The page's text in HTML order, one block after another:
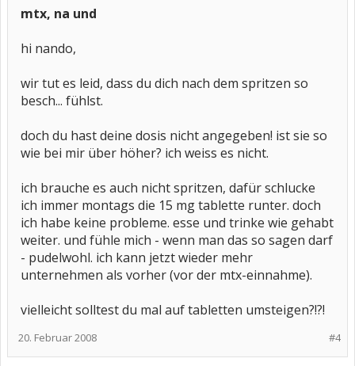
mtx, na und
hi nando,
wir tut es leid, dass du dich nach dem spritzen so
besch... fühlst.
doch du hast deine dosis nicht angegeben! ist sie so
wie bei mir über höher? ich weiss es nicht.
ich brauche es auch nicht spritzen, dafür schlucke
ich immer montags die 15 mg tablette runter. doch
ich habe keine probleme. esse und trinke wie gehabt
weiter. und fühle mich - wenn man das so sagen darf
- pudelwohl. ich kann jetzt wieder mehr
unternehmen als vorher (vor der mtx-einnahme).
vielleicht solltest du mal auf tabletten umsteigen?!?!
#4
20. Februar 2008